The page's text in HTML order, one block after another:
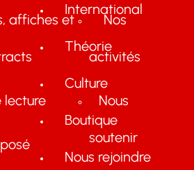
affiches et
lecture
Nos
activités
Nous
soutenir
International
Théorie
Culture
Boutique
Nous rejoindre